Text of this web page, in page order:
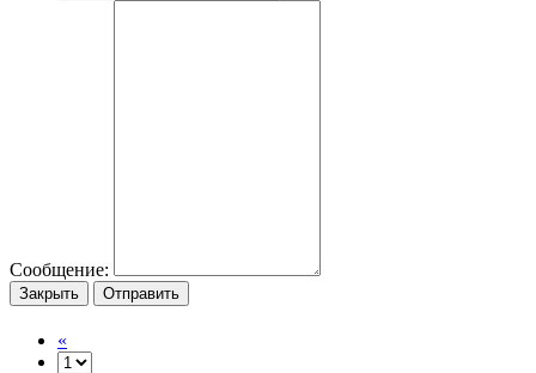
Сообщение:
Закрыть Отправить
«